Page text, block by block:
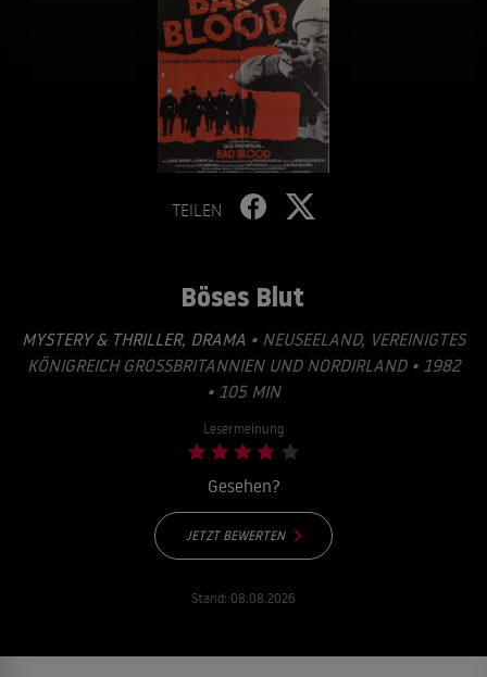
TEILEN
Böses Blut
MYSTERY & THRILLER, DRAMA • NEUSEELAND, VEREINIGTES
KÖNIGREICH GROSSBRITANNIEN UND NORDIRLAND • 1982
• 105 MIN
Lesermeinung
Gesehen?
JETZT BEWERTEN
Stand: 08.08.2026